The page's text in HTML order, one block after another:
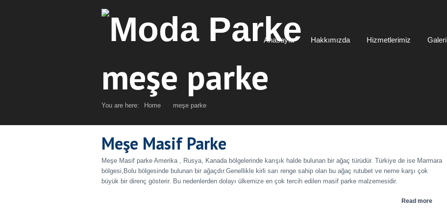
Anasayfa Hakkımızda Hizmetlerimiz Galeri
meşe parke
You are here: Home meşe parke
Meşe Masif Parke
Meşe Masif parke Amerika , Rusya, Kanada bölgelerinde karışık halde bulunan bir ağaç türüdür. Türkiye de ise Marmara
bölgesi,Bolu bölgesinde bulunan bir ağaçdır.Genellikle kirli sarı renge sahip olan bu ağaç rutubet ve neme karşı çok
büyük bir direnç gösterir. Bu nedenlerden dolayı ülkemize en çok tercih edilen masif parke malzemesidir.
Read more